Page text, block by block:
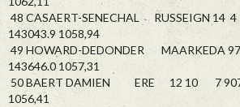
48 CASAERT-SENECHAL RUSSEIGN 14
143043.9 1058,94
49 HOWARD-DEDONDER MAARKEDA
143646.0 1057,31
50 BAERT DAMIEN ERE 12 10 7
1056,41